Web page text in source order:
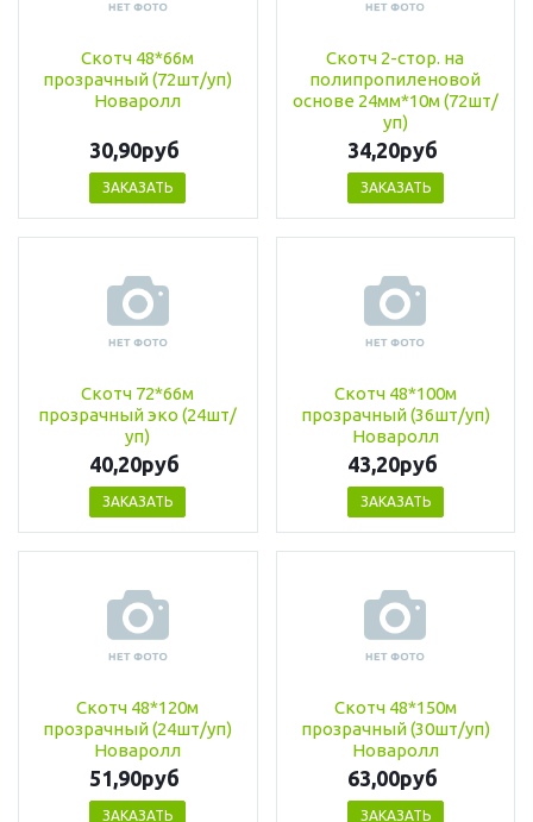
Скотч 48*66м
прозрачный (72шт/уп)
Новаролл
30,90руб
ЗАКАЗАТЬ
Скотч 2-стор. на
полипропиленовой
основе 24мм*10м (72шт/
уп)
34,20руб
ЗАКАЗАТЬ
Скотч 72*66м
прозрачный эко (24шт/
уп)
40,20руб
ЗАКАЗАТЬ
Скотч 48*100м
прозрачный (36шт/уп)
Новаролл
43,20руб
ЗАКАЗАТЬ
Скотч 48*120м
прозрачный (24шт/уп)
Новаролл
51,90руб
ЗАКАЗАТЬ
Скотч 48*150м
прозрачный (30шт/уп)
Новаролл
63,00руб
ЗАКАЗАТЬ